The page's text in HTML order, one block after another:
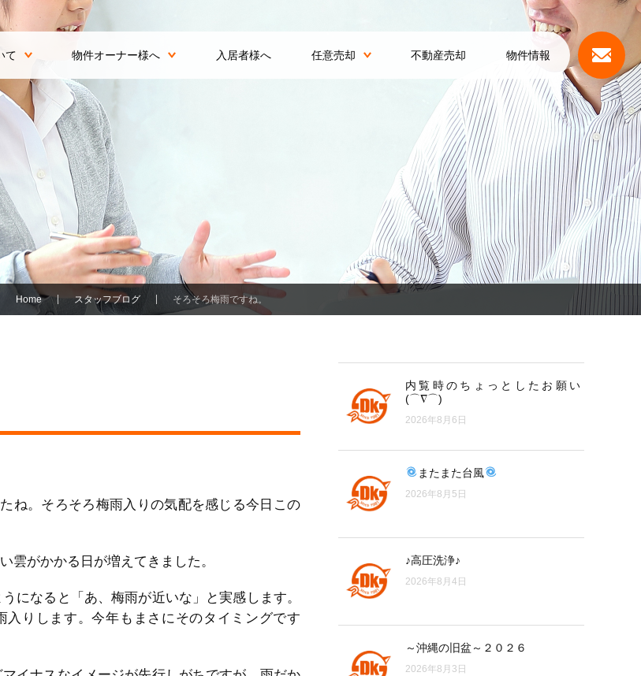
て 物件オーナー様へ 入居者様へ 任意売却 不動産売却 物件情報
Home スタッフブログ そろそろ梅雨ですね。
ね。そろそろ梅雨入りの気配を感じる今日この
雲がかかる日が増えてきました。
になると「あ、梅雨が近いな」と実感します。
りします。今年もまさにそのタイミングです
内覧時のちょっとしたお願い
(⌒∇⌒)
2026年8月6日
またまた台風
2026年8月5日
♪高圧洗浄♪
2026年8月4日
～沖縄の旧盆～２０２６
2026年8月3日